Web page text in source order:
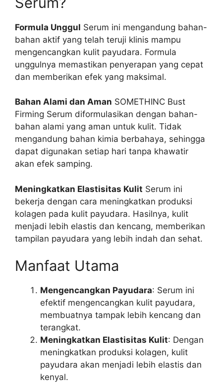
Formula Unggul Serum ini mengandung bahan-
bahan aktif yang telah teruji klinis mampu
mengencangkan kulit payudara. Formula
unggulnya memastikan penyerapan yang cepat
dan memberikan efek yang maksimal.
Bahan Alami dan Aman SOMETHINC Bust
Firming Serum diformulasikan dengan bahan-
bahan alami yang aman untuk kulit. Tidak
mengandung bahan kimia berbahaya, sehingga
dapat digunakan setiap hari tanpa khawatir
akan efek samping.
Meningkatkan Elastisitas Kulit Serum ini
bekerja dengan cara meningkatkan produksi
kolagen pada kulit payudara. Hasilnya, kulit
menjadi lebih elastis dan kencang, memberikan
tampilan payudara yang lebih indah dan sehat.
Manfaat Utama
Mengencangkan Payudara: Serum ini
efektif mengencangkan kulit payudara,
membuatnya tampak lebih kencang dan
terangkat.
Meningkatkan Elastisitas Kulit: Dengan
meningkatkan produksi kolagen, kulit
payudara akan menjadi lebih elastis dan
kenyal.